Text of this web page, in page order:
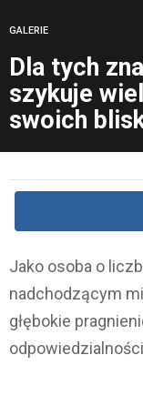
GALERIE
Dla tych
szykuje
swoich
Jako osoba o
nadchodzącym
głębokie